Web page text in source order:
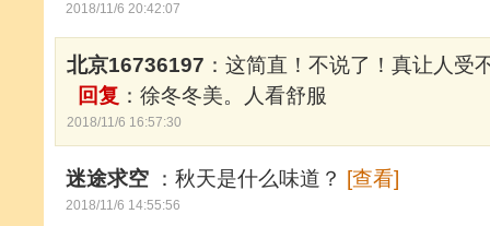
2018/11/6 20:42:07
北京16736197 ：这简直！不说了！真让人受
回复 ：徐冬冬美。人看舒服
2018/11/6 16:57:30
迷途求空 ：秋天是什么味道？ [查看]
2018/11/6 14:55:56